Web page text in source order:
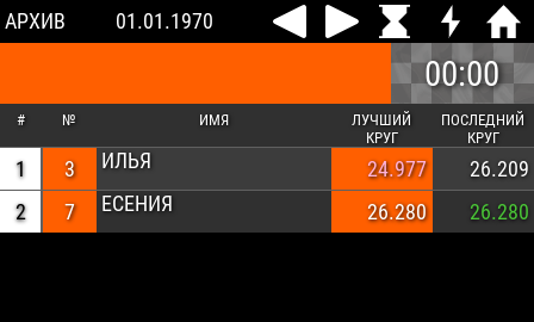
АРХИВ 01.01.1970
00:00
# № ИМЯ
ЛУЧШИЙ
КРУГ
ПОСЛЕДНИЙ
КРУГ
1 3 ИЛЬЯ 24.977
26.209
2
7 ЕСЕНИЯ 26.280 26.280